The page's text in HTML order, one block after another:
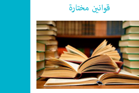
قوانين مختارة